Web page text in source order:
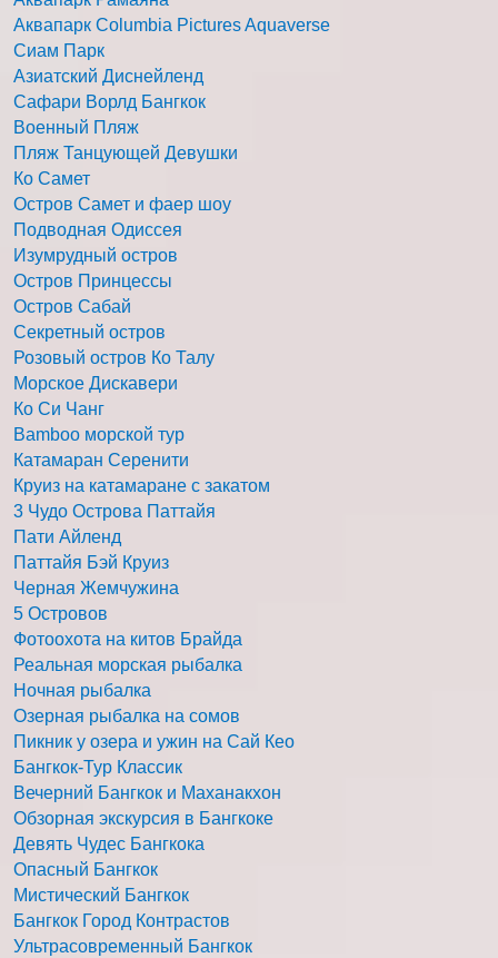
Аквапарк Columbia Pictures Aquaverse
Сиам Парк
Азиатский Диснейленд
Сафари Ворлд Бангкок
Военный Пляж
Пляж Танцующей Девушки
Ко Самет
Остров Самет и фаер шоу
Подводная Одиссея
Изумрудный остров
Остров Принцессы
Остров Сабай
Секретный остров
Розовый остров Ко Талу
Морское Дискавери
Ко Си Чанг
Bamboo морской тур
Катамаран Серенити
Круиз на катамаране с закатом
3 Чудо Острова Паттайя
Пати Айленд
Паттайя Бэй Круиз
Черная Жемчужина
5 Островов
Фотоохота на китов Брайда
Реальная морская рыбалка
Ночная рыбалка
Озерная рыбалка на сомов
Пикник у озера и ужин на Сай Кео
Бангкок-Тур Классик
Вечерний Бангкок и Маханакхон
Обзорная экскурсия в Бангкоке
Девять Чудес Бангкока
Опасный Бангкок
Мистический Бангкок
Бангкок Город Контрастов
Ультрасовременный Бангкок